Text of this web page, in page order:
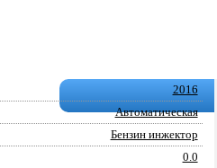
2016
Автоматическая
Бензин инжектор
0.0